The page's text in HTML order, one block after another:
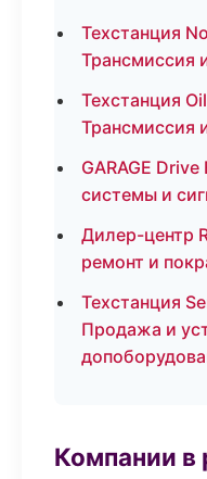
Техстанция
Трансмиссия
Техстанция
Трансмиссия
GARAGE
системы и
Дилер-центр
ремонт и
Техстанция
Продажа и
Компании в